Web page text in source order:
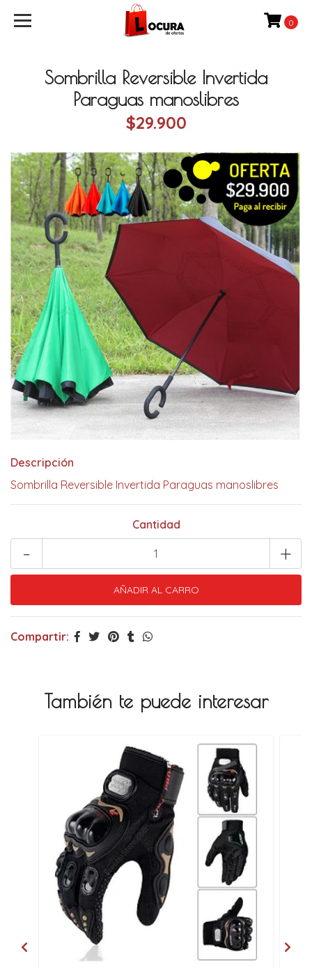
0
Sombrilla Reversible Invertida
Paraguas manoslibres
$29.900
Descripción
Sombrilla Reversible Invertida Paraguas manoslibres
Cantidad
+
-
Compartir:
También te puede interesar